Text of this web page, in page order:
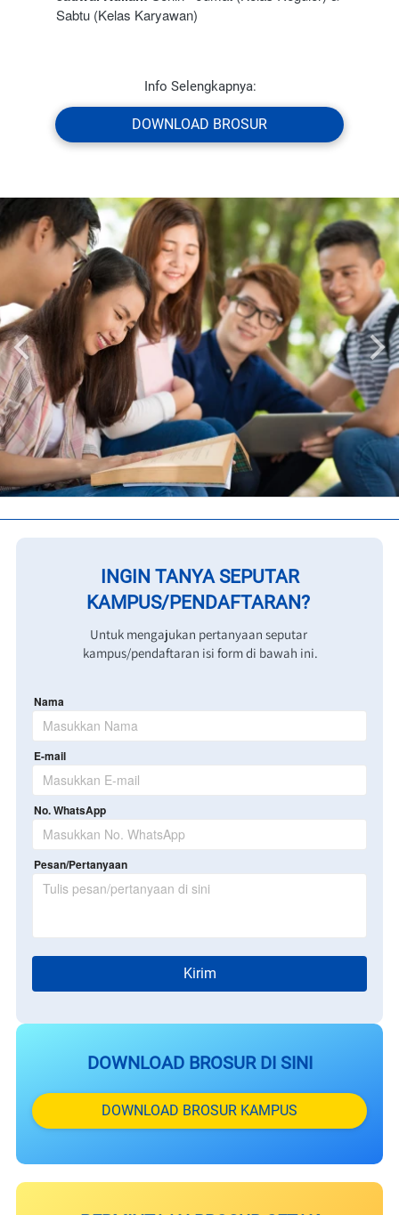
Sabtu (Kelas Karyawan)
Info Selengkapnya:
`DOWNLOAD BROSUR
INGIN TANYA SEPUTAR
KAMPUS/PENDAFTARAN?
Untuk mengajukan pertanyaan seputar
kampus/pendaftaran isi form di bawah ini.
Nama
E-mail
No. WhatsApp
Pesan/Pertanyaan
`Kirim
DOWNLOAD BROSUR DI SINI
`DOWNLOAD BROSUR KAMPUS